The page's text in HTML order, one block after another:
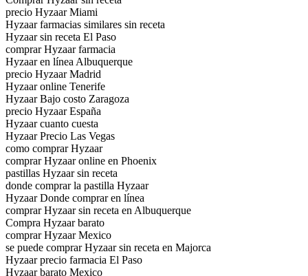
precio Hyzaar Miami
Hyzaar farmacias similares sin receta
Hyzaar sin receta El Paso
comprar Hyzaar farmacia
Hyzaar en línea Albuquerque
precio Hyzaar Madrid
Hyzaar online Tenerife
Hyzaar Bajo costo Zaragoza
precio Hyzaar España
Hyzaar cuanto cuesta
Hyzaar Precio Las Vegas
como comprar Hyzaar
comprar Hyzaar online en Phoenix
pastillas Hyzaar sin receta
donde comprar la pastilla Hyzaar
Hyzaar Donde comprar en línea
comprar Hyzaar sin receta en Albuquerque
Compra Hyzaar barato
comprar Hyzaar Mexico
se puede comprar Hyzaar sin receta en Majorca
Hyzaar precio farmacia El Paso
Hyzaar barato Mexico